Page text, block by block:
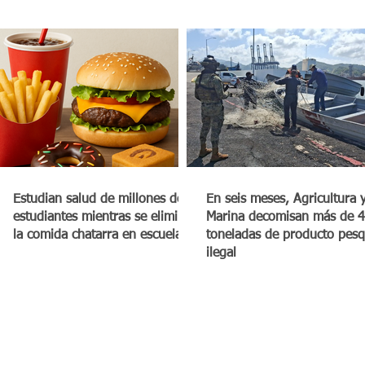
Estudian salud de millones de
estudiantes mientras se elimina
la comida chatarra en escuelas
En seis meses, Agricultura
Marina decomisan más de
toneladas de producto
ilegal